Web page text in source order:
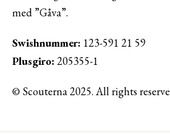
med ”Gåva”.
Swishnummer: 123-591 21 59
Plusgiro: 205355-1
© Scouterna 2025. All rights